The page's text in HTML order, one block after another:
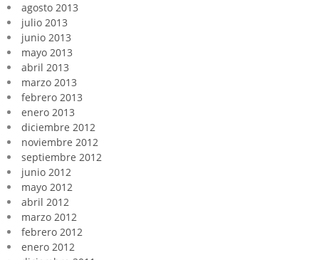
agosto 2013
julio 2013
junio 2013
mayo 2013
abril 2013
marzo 2013
febrero 2013
enero 2013
diciembre 2012
noviembre 2012
septiembre 2012
junio 2012
mayo 2012
abril 2012
marzo 2012
febrero 2012
enero 2012